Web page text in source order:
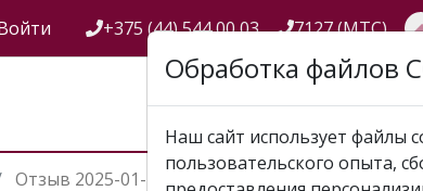
+375 (44) 544 00 03 7127 (МТС)
ГЛАВНАЯ О НАС
Отзыв 2025-01-24 Ирина - Минаева Наталья
Обработка файлов
Наш сайт использует файлы
пользовательского опыта,